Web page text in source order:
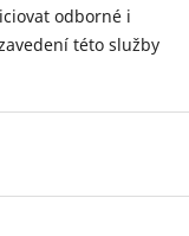
odborné i
této služby